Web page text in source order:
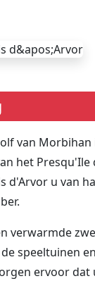
van
het Presqu'Ile
d'Arvor u van
verwarmde
speeltuinen
ervoor dat